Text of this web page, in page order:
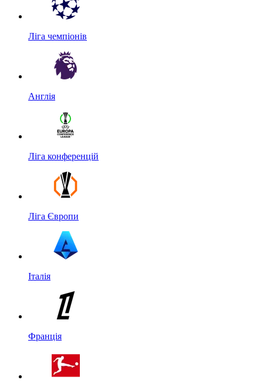
Ліга чемпіонів
Англія
Ліга конференцій
Ліга Європи
Італія
Франція